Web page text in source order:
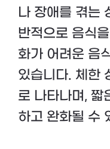
나 장애를 겪는
반적으로 음식
화가 어려운 음
있습니다. 체한
로 나타나며, 짧
하고 완화될 수